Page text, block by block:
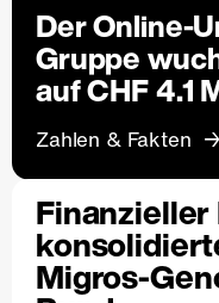
Der Online-
Gruppe
auf CHF 4.1
Zahlen & Fakten
Migros-